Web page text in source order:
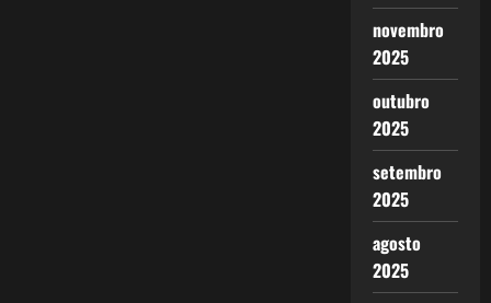
novembro
2025
outubro
2025
setembro
2025
agosto
2025